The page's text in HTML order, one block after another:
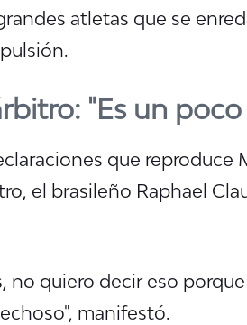
atletas que se
"Es un poco
que reproduce
el brasileño Raphael
no quiero decir eso
manifestó.